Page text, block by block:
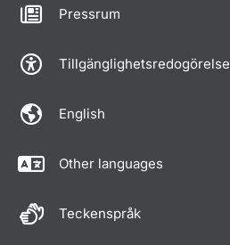
Pressrum
Tillgänglighetsredogörelse
English
Other languages
Teckenspråk